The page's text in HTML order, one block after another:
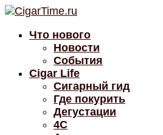
Что нового
Новости
События
Cigar Life
Сигарный гид
Где покурить
Дегустации
4C